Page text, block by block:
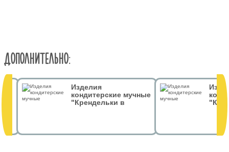
ДОПОЛНИТЕЛЬНО:
Изделия
кондитерские мучные
"Крендельки в
Дом